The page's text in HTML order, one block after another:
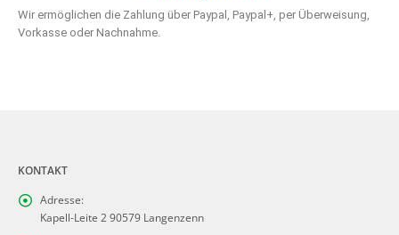
Wir ermöglichen die Zahlung über Paypal, Paypal+, per Überweisung,
Vorkasse oder Nachnahme.
KONTAKT
Adresse:
Kapell-Leite 2 90579 Langenzenn